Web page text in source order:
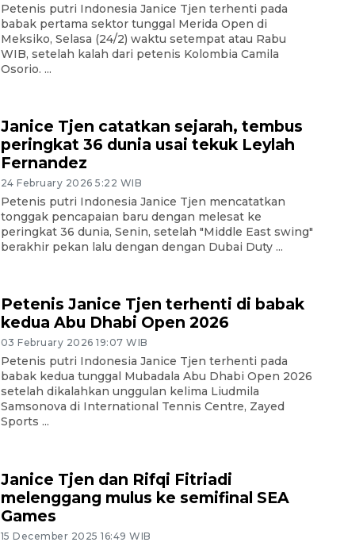
Petenis putri Indonesia Janice Tjen terhenti pada
babak pertama sektor tunggal Merida Open di
Meksiko, Selasa (24/2) waktu setempat atau Rabu
WIB, setelah kalah dari petenis Kolombia Camila
Osorio. ...
Janice Tjen catatkan sejarah, tembus
peringkat 36 dunia usai tekuk Leylah
Fernandez
24 February 2026 5:22 WIB
Petenis putri Indonesia Janice Tjen mencatatkan
tonggak pencapaian baru dengan melesat ke
peringkat 36 dunia, Senin, setelah "Middle East swing"
berakhir pekan lalu dengan dengan Dubai Duty ...
Petenis Janice Tjen terhenti di babak
kedua Abu Dhabi Open 2026
03 February 2026 19:07 WIB
Petenis putri Indonesia Janice Tjen terhenti pada
babak kedua tunggal Mubadala Abu Dhabi Open 2026
setelah dikalahkan unggulan kelima Liudmila
Samsonova di International Tennis Centre, Zayed
Sports ...
Janice Tjen dan Rifqi Fitriadi
melenggang mulus ke semifinal SEA
Games
15 December 2025 16:49 WIB